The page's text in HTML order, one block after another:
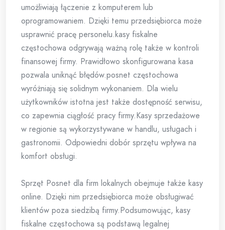
umożliwiają łączenie z komputerem lub
oprogramowaniem. Dzięki temu przedsiębiorca może
usprawnić pracę personelu.kasy fiskalne
częstochowa odgrywają ważną rolę także w kontroli
finansowej firmy. Prawidłowo skonfigurowana kasa
pozwala uniknąć błędów.posnet częstochowa
wyróżniają się solidnym wykonaniem. Dla wielu
użytkowników istotna jest także dostępność serwisu,
co zapewnia ciągłość pracy firmy.Kasy sprzedażowe
w regionie są wykorzystywane w handlu, usługach i
gastronomii. Odpowiedni dobór sprzętu wpływa na
komfort obsługi.
Sprzęt Posnet dla firm lokalnych obejmuje także kasy
online. Dzięki nim przedsiębiorca może obsługiwać
klientów poza siedzibą firmy.Podsumowując, kasy
fiskalne częstochowa są podstawą legalnej